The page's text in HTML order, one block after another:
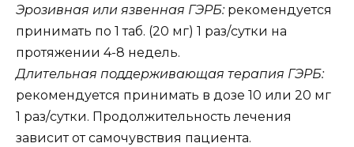
Эрозивная или язвенная ГЭРБ:рекомендуется
принимать по 1 таб. (20 мг) 1 раз/сутки на
протяжении 4-8 недель.
Длительная поддерживающая терапия ГЭРБ:
рекомендуется принимать в дозе 10 или 20 мг
1 раз/сутки. Продолжительность лечения
зависит от самочувствия пациента.